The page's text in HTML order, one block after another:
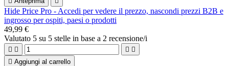
Hide Price Pro - Accedi per vedere il prezzo, nascondi prezzi B2B e
ingrosso per ospiti, paesi o prodotti
49,99 €
Valutato 5 su 5 stelle in base a 2 recensione/i
   
 Aggiungi al carrello